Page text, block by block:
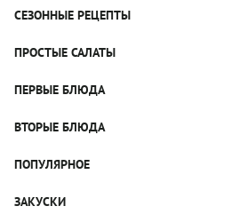
СЕЗОННЫЕ РЕЦЕПТЫ
Рецепты из капусты
Рецепты с грибами
Яблочные пироги
Блюда из тыквы
ПРОСТЫЕ САЛАТЫ
Простые салаты
Салат Цезарь
Салат Нисуаз
Крабовый салат
ПЕРВЫЕ БЛЮДА
Щи
Рассольник
Гороховый суп
ВТОРЫЕ БЛЮДА
Котлеты
Пельмени
ПОПУЛЯРНОЕ
Пицца
ЗАКУСКИ